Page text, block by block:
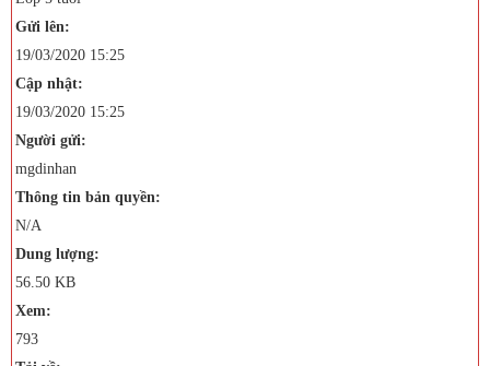
Gửi lên:
19/03/2020 15:25
Cập nhật:
19/03/2020 15:25
Người gửi:
mgdinhan
Thông tin bản quyền:
N/A
Dung lượng:
56.50 KB
Xem:
793